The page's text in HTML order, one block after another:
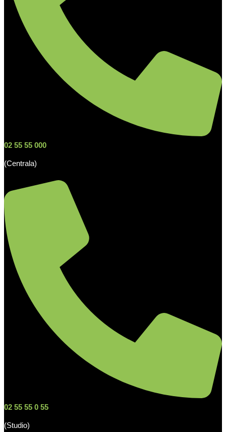
02 55 55 000
(Centrala)
02 55 55 0 55
(Studio)